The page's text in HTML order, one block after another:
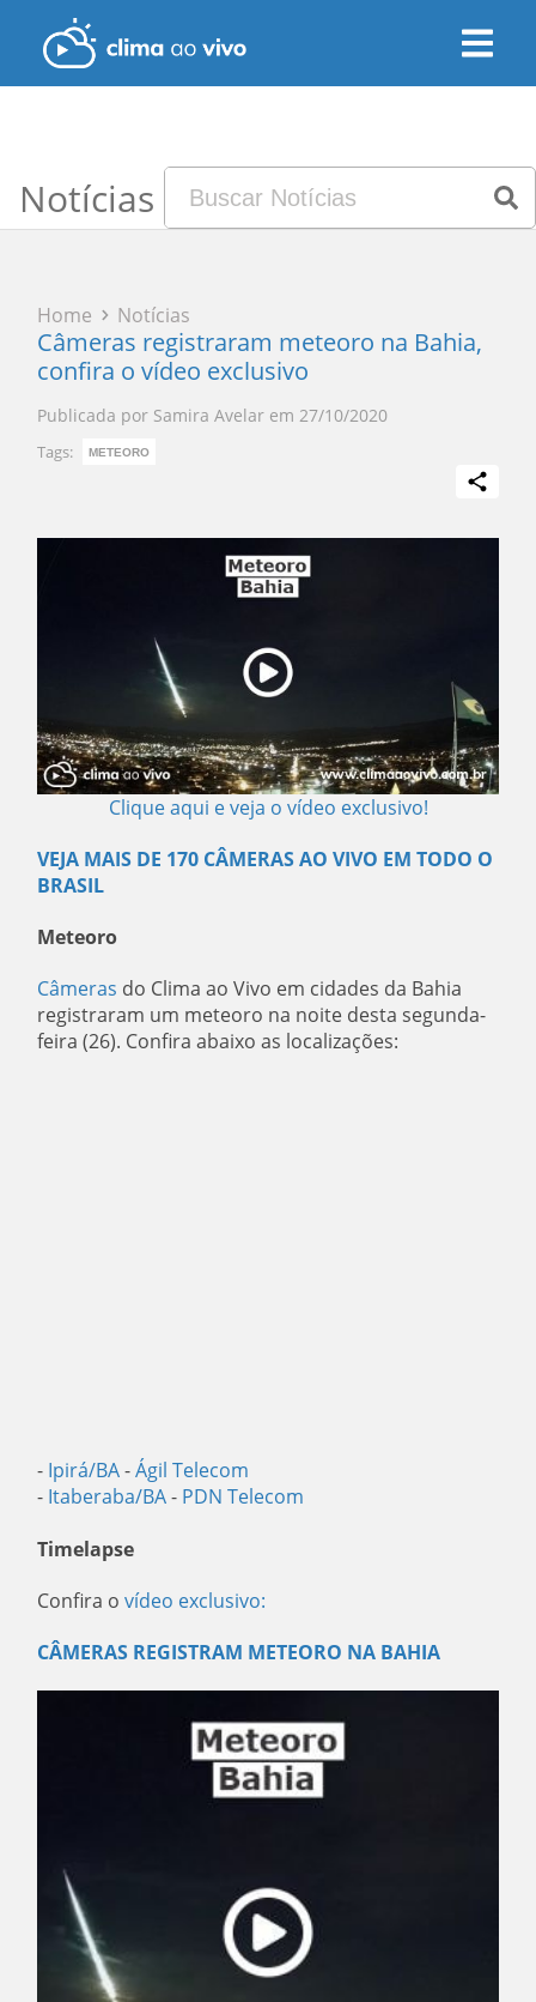
Notícias
Home Notícias
Câmeras registraram meteoro na Bahia,
confira o vídeo exclusivo
Publicada por Samira Avelar em 27/10/2020
Tags: METEORO
Clique aqui e veja o vídeo exclusivo!
VEJA MAIS DE 170 CÂMERAS AO VIVO EM TODO O
BRASIL
Meteoro
Câmeras do Clima ao Vivo em cidades da Bahia
registraram um meteoro na noite desta segunda-
feira (26). Confira abaixo as localizações:
- Ipirá/BA-Ágil Telecom
- Itaberaba/BA- PDN Telecom
Timelapse
Confira o vídeo exclusivo:
CÂMERAS REGISTRAM METEORO NA BAHIA